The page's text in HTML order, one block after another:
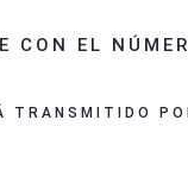
CON EL